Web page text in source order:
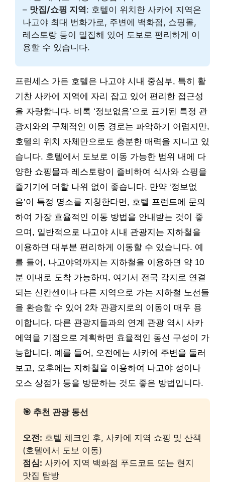
– 맛집/쇼핑 지역: 호텔이 위치한 사카에 지역은
나고야 최대 번화가로, 주변에 백화점, 쇼핑몰,
레스토랑 등이 밀집해 있어 도보로 편리하게 이
용할 수 있습니다.
프린세스 가든 호텔은 나고야 시내 중심부, 특히 활
기찬 사카에 지역에 자리 잡고 있어 편리한 접근성
을 자랑합니다. 비록 ‘정보없음’으로 표기된 특정 관
광지와의 구체적인 이동 경로는 파악하기 어렵지만,
호텔의 위치 자체만으로도 충분한 매력을 지니고 있
습니다. 호텔에서 도보로 이동 가능한 범위 내에 다
양한 쇼핑몰과 레스토랑이 즐비하여 식사와 쇼핑을
즐기기에 더할 나위 없이 좋습니다. 만약 ‘정보없
음’이 특정 명소를 지칭한다면, 호텔 프런트에 문의
하여 가장 효율적인 이동 방법을 안내받는 것이 좋
으며, 일반적으로 나고야 시내 관광지는 지하철을
이용하면 대부분 편리하게 이동할 수 있습니다. 예
를 들어, 나고야역까지는 지하철을 이용하면 약 10
분 이내로 도착 가능하며, 여기서 전국 각지로 연결
되는 신칸센이나 다른 지역으로 가는 지하철 노선들
을 환승할 수 있어 2차 관광지로의 이동이 매우 용
이합니다. 다른 관광지들과의 연계 관광 역시 사카
에역을 기점으로 계획하면 효율적인 동선 구성이 가
능합니다. 예를 들어, 오전에는 사카에 주변을 둘러
보고, 오후에는 지하철을 이용하여 나고야 성이나
오스 상점가 등을 방문하는 것도 좋은 방법입니다.
🎯 추천 관광 동선
오전: 호텔 체크인 후, 사카에 지역 쇼핑 및 산책
(호텔에서 도보 이동)
점심: 사카에 지역 백화점 푸드코트 또는 현지
맛집 탐방